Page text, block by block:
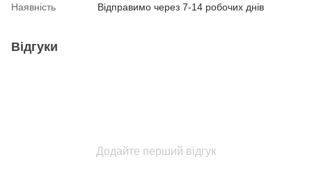
Наявність
Відправимо через 7-14 робочих днів
Відгуки
Додайте перший відгук